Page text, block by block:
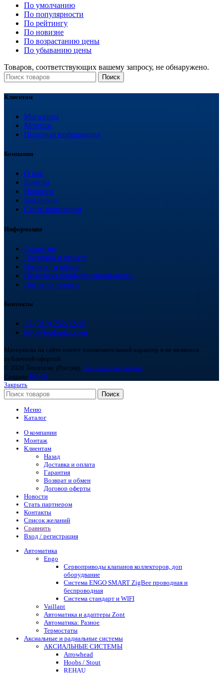
По умолчанию
По популярности
По рейтингу
По новизне
По возрастанию цены
По убыванию цены
Товаров, соответствующих вашему запросу, не обнаружено.
Поиск
Клиентам
Магазины
Монтаж
Полезная информация
Компания
О нас
Бренды
Новости
Вакансии
Стать партнером
Информация
Гарантия
Доставка и оплата
Возврат и обмен
Политика конфиденциальности
Договор оферты
Контакты
+7 (918) 252-12-26
info@teploplas.com
Материалы на сайте имеют ознакомительный характер и не являются
публичной офертой.
© 2026 Теплоплас (Россия). Все права защищены.
Создано BOND
Закрыть
Поиск
Меню
Каталог
О компании
Монтаж
Клиентам
Назад
Доставка и оплата
Гарантия
Возврат и обмен
Договор оферты
Новости
Стать партнером
Контакты
Список желаний
Сравнить
Вход / регистрация
Автоматика
Engo
Сервоприводы клапанов коллекторов, доп
оборудвание
Система ENGO SMART ZigBee проводная и
беспроводная
Система стандарт и WIFI
Vaillant
Автоматика и адаптеры Zont
Автоматика: Разное
Термостаты
Аксиальные и радиальные системы
АКСИАЛЬНЫЕ СИСТЕМЫ
Arrowhead
Hoobs / Stout
REHAU